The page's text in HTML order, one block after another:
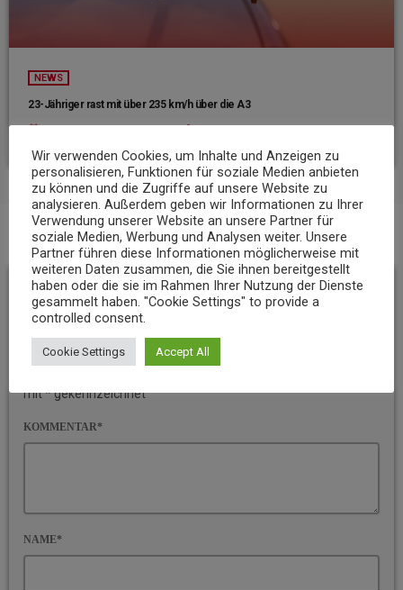
NEWS
23-Jähriger rast mit über 235 km/h über die A3
BEITRAGS-KOMMENTARE (0)
Hinterlassen Sie eine
Antwort
mit * gekennzeichnet
KOMMENTAR*
NAME*
Wir verwenden Cookies, um Inhalte und Anzeigen zu
personalisieren, Funktionen für soziale Medien anbieten
zu können und die Zugriffe auf unsere Website zu
analysieren. Außerdem geben wir Informationen zu Ihrer
Verwendung unserer Website an unsere Partner für
soziale Medien, Werbung und Analysen weiter. Unsere
Partner führen diese Informationen möglicherweise mit
weiteren Daten zusammen, die Sie ihnen bereitgestellt
haben oder die sie im Rahmen Ihrer Nutzung der Dienste
gesammelt haben. "Cookie Settings" to provide a
controlled consent.
Cookie Settings Accept All